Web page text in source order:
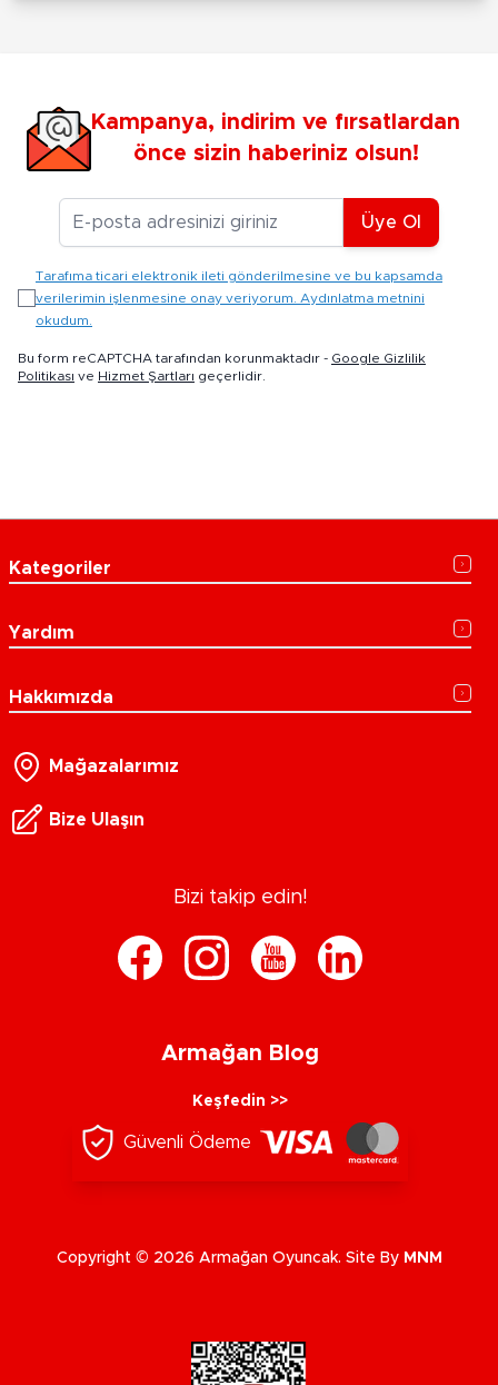
Kampanya, indirim ve fırsatlardan
önce sizin haberiniz olsun!
E-posta Adresiniz
Üye Ol
Tarafıma ticari elektronik ileti gönderilmesine ve bu kapsamda
verilerimin işlenmesine onay veriyorum. Aydınlatma metnini
okudum.
Bu form reCAPTCHA tarafından korunmaktadır - Google Gizlilik
Politikası ve Hizmet Şartları geçerlidir.
Kategoriler
Yardım
Hakkımızda
Mağazalarımız
Bize Ulaşın
Bizi takip edin!
Armağan Blog
Keşfedin >>
Güvenli Ödeme
Copyright © 2026 Armağan Oyuncak. Site By MNM